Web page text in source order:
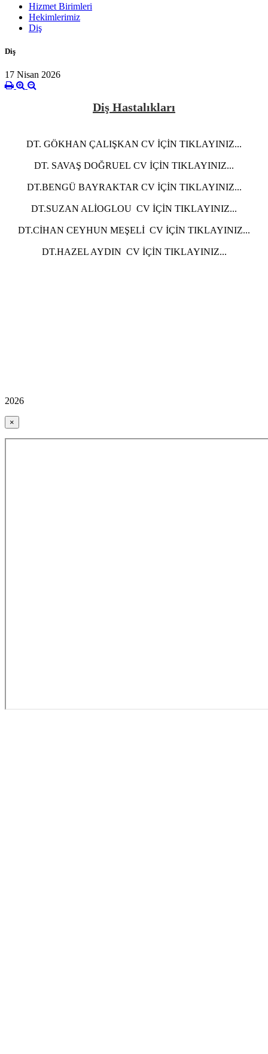
Hizmet Birimleri
Hekimlerimiz
Diş
Diş
17 Nisan 2026
Diş Hastalıkları
DT. GÖKHAN ÇALIŞKAN CV İÇİN TIKLAYINIZ...
DT. SAVAŞ DOĞRUEL CV İÇİN TIKLAYINIZ...
DT.BENGÜ BAYRAKTAR CV İÇİN TIKLAYINIZ...
DT.SUZAN ALİOGLOU CV İÇİN TIKLAYINIZ...
DT.CİHAN CEYHUN MEŞELİ CV İÇİN TIKLAYINIZ...
DT.HAZEL AYDIN CV İÇİN TIKLAYINIZ...
2026
×